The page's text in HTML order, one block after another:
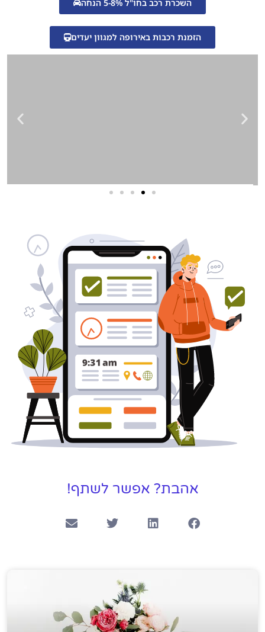
השכרת רכב בחו"ל 5-8% הנחה
הזמנת רכבות באירופה למגוון יעדים
בעל/ת עסק? סוכנות ניהול מוניטין
לקידום, שיווק ופרסום באינטרנט
כאן עבורך!
לפרטים
אהבת? אפשר לשתף!